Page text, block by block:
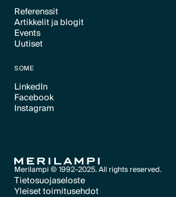
Referenssit
Text Link
Artikkelit ja blogit
Text Link
Events
Text Link
Uutiset
SOME
LinkedIn
Text Link
Facebook
Text Link
Instagram
Merilampi © 1992-2025. All rights reserved.
Tietosuojaseloste
Text Link
Yleiset toimitusehdot